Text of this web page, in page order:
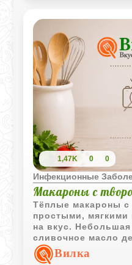
1,47K 0 0
Инфекционные
Макароны с
Тёплые макароны с
простыми,
на вкус.
сливочное масло
особенно уютным
лёгкого ужина.
Вилка